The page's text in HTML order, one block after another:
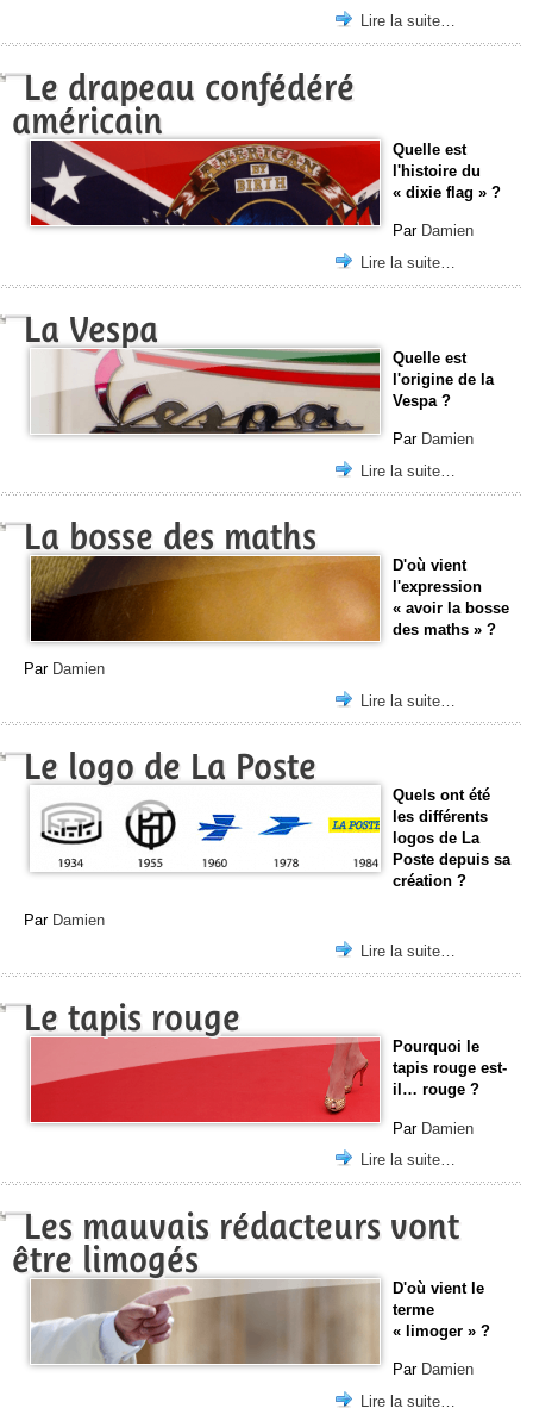
Lire la suite…
Le drapeau confédéré
américain
Quelle est
l'histoire du
« dixie flag » ?
Par Damien
Lire la suite…
La Vespa
Quelle est
l'origine de la
Vespa ?
Par Damien
Lire la suite…
La bosse des maths
D'où vient
l'expression
« avoir la bosse
des maths » ?
Par Damien
Lire la suite…
Le logo de La Poste
Quels ont été
les différents
logos de La
Poste depuis sa
création ?
Par Damien
Lire la suite…
Le tapis rouge
Pourquoi le
tapis rouge est-
il… rouge ?
Par Damien
Lire la suite…
Les mauvais rédacteurs vont
être limogés
D'où vient le
terme
« limoger » ?
Par Damien
Lire la suite…